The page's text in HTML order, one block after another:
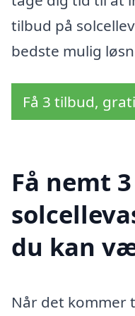
tilbud på
bedste mulig
Få 3 tilbud,
Få nemt
du kan
Når det kommer